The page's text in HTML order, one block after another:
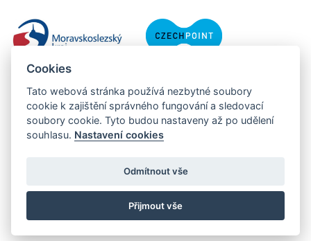
Copyright © 2013 - 2026 Městský úřad Orlová
Cookies
Tato webová stránka používá nezbytné soubory
cookie k zajištění správného fungování a sledovací
soubory cookie. Tyto budou nastaveny až po udělení
souhlasu. Nastavení cookies
Odmítnout vše
Přijmout vše